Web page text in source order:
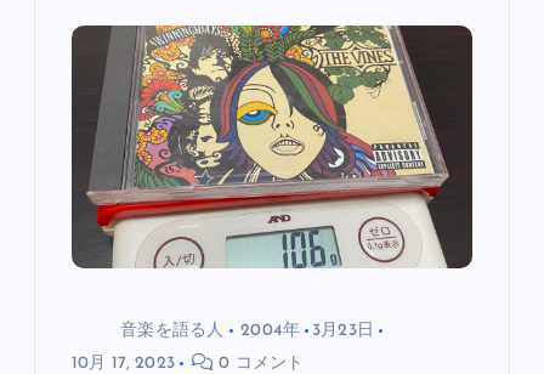
音楽を語る人 2004年
3月23日
10月 17, 2023
0 コメント